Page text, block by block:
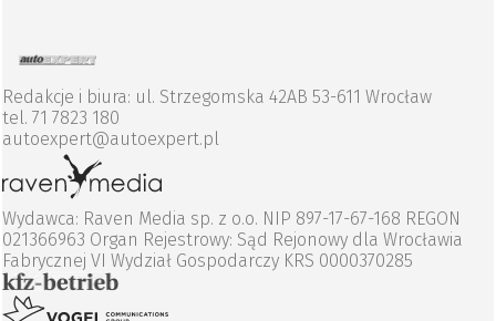
Redakcje i biura: ul. Strzegomska 42AB 53-611 Wrocław
tel. 71 7823 180
autoexpert@autoexpert.pl
Wydawca: Raven Media sp. z o.o. NIP 897-17-67-168 REGON
021366963 Organ Rejestrowy: Sąd Rejonowy dla Wrocławia
Fabrycznej VI Wydział Gospodarczy KRS 0000370285